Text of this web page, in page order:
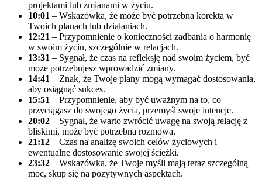
projektami lub zmianami w życiu.
10:01 – Wskazówka, że może być potrzebna korekta w
Twoich planach lub działaniach.
12:21 – Przypomnienie o konieczności zadbania o harmonię
w swoim życiu, szczególnie w relacjach.
13:31 – Sygnał, że czas na refleksję nad swoim życiem, być
może potrzebujesz wprowadzić zmiany.
14:41 – Znak, że Twoje plany mogą wymagać dostosowania,
aby osiągnąć sukces.
15:51 – Przypomnienie, aby być uważnym na to, co
przyciągasz do swojego życia, przemyśl swoje intencje.
20:02 – Sygnał, że warto zwrócić uwagę na swoją relację z
bliskimi, może być potrzebna rozmowa.
21:12 – Czas na analizę swoich celów życiowych i
ewentualne dostosowanie swojej ścieżki.
23:32 – Wskazówka, że Twoje myśli mają teraz szczególną
moc, skup się na pozytywnych aspektach.